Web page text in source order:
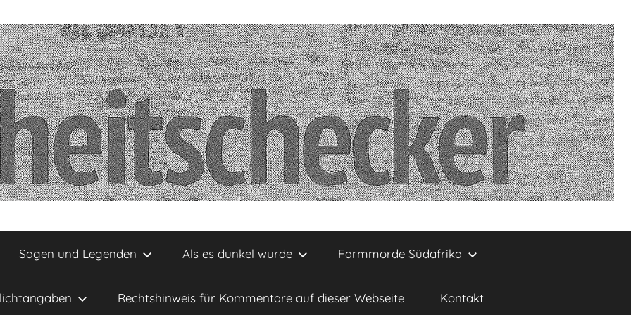
Sagen und Legenden Als es dunkel wurde Farmmorde Südafrika
Rechtshinweis für Kommentare auf dieser Webseite Kontakt